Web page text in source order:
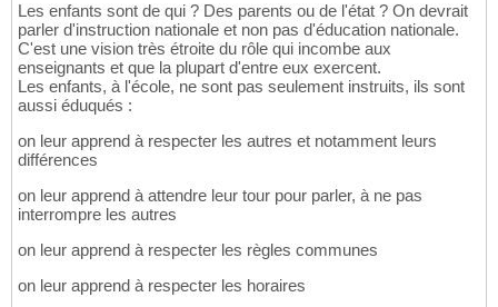
Les enfants sont de qui ? Des parents ou de l'état ? On devrait
parler d'instruction nationale et non pas d'éducation nationale.
C'est une vision très étroite du rôle qui incombe aux
enseignants et que la plupart d'entre eux exercent.
Les enfants, à l'école, ne sont pas seulement instruits, ils sont
aussi éduqués :
on leur apprend à respecter les autres et notamment leurs
différences
on leur apprend à attendre leur tour pour parler, à ne pas
interrompre les autres
on leur apprend à respecter les règles communes
on leur apprend à respecter les horaires